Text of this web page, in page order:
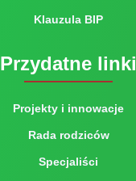
Klauzula BIP
Przydatne linki
Projekty i innowacje
Rada rodziców
Specjaliści